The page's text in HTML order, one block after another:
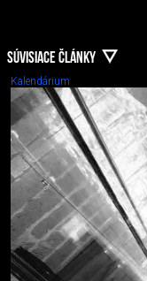
SÚVISIACE ČLÁNKY
Kalendárium